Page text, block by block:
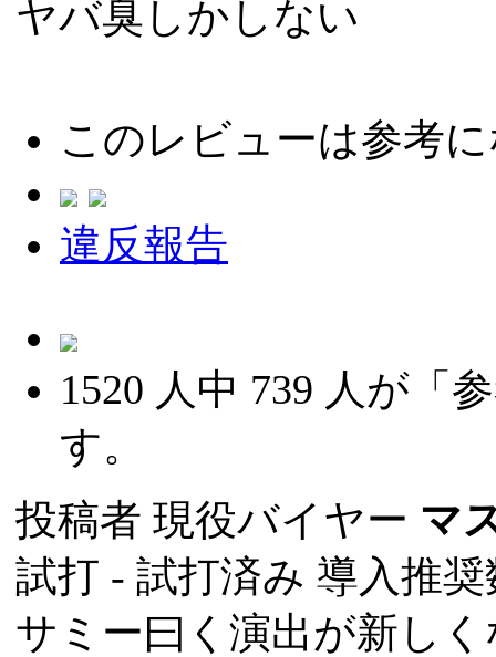
ヤバ臭しかしない
このレビューは参考
違反報告
1520 人中 739 人が「
す。
投稿者 現役バイヤー マ
試打 - 試打済み 導入推
サミー曰く演出が新し